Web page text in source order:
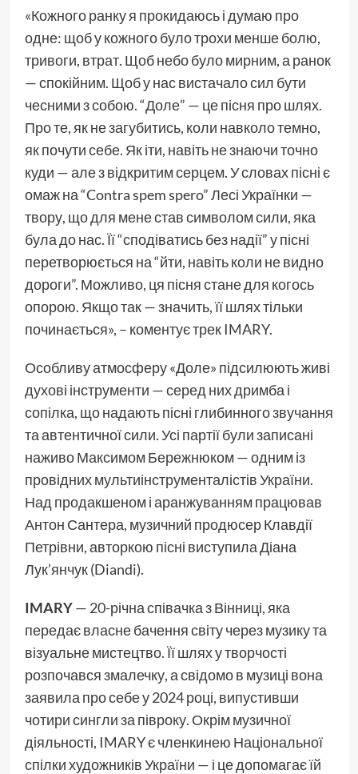
«Кожного ранку я прокидаюсь і думаю про
одне: щоб у кожного було трохи менше болю,
тривоги, втрат. Щоб небо було мирним, а ранок
— спокійним. Щоб у нас вистачало сил бути
чесними з собою. “Доле” — це пісня про шлях.
Про те, як не загубитись, коли навколо темно,
як почути себе. Як іти, навіть не знаючи точно
куди — але з відкритим серцем. У словах пісні є
омаж на “Contra spem spero” Лесі Українки —
твору, що для мене став символом сили, яка
була до нас. Її “сподіватись без надії” у пісні
перетворюється на “йти, навіть коли не видно
дороги”. Можливо, ця пісня стане для когось
опорою. Якщо так — значить, її шлях тільки
починається», – коментує трек IMARY.
Особливу атмосферу «Доле» підсилюють живі
духові інструменти — серед них дримба і
сопілка, що надають пісні глибинного звучання
та автентичної сили. Усі партії були записані
наживо Максимом Бережнюком — одним із
провідних мультиінструменталістів України.
Над продакшеном і аранжуванням працював
Антон Сантера, музичний продюсер Клавдії
Петрівни, авторкою пісні виступила Діана
Лук’янчук (Diandi).
IMARY— 20-річна співачка з Вінниці, яка
передає власне бачення світу через музику та
візуальне мистецтво. Її шлях у творчості
розпочався змалечку, а свідомо в музиці вона
заявила про себе у 2024 році, випустивши
чотири сингли за півроку. Окрім музичної
діяльності, IMARY є членкинею Національної
спілки художників України — і це допомагає їй